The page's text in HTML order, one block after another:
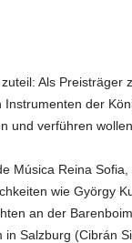
Als
der
und verführen
Música Reina
wie György
an der
Salzburg (Cibrán